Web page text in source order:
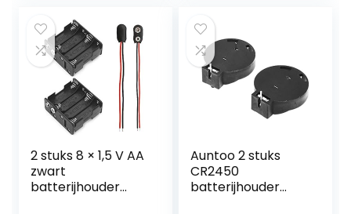
2 stuks 8 × 1,5 V AA
zwart
batterijhouder
Auntoo 2 stuks
CR2450
batterijhouder